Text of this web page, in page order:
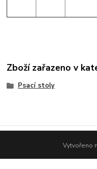
Zboží zařazeno v
Psací stoly
Vytvořeno